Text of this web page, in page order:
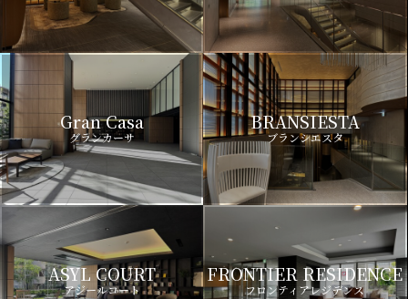
Gran Casa
グランカーサ
BRANSIESTA
ブランシエスタ
ASYL COURT
アジールコート
FRONTIER RESIDENCE
フロンティアレジデンス